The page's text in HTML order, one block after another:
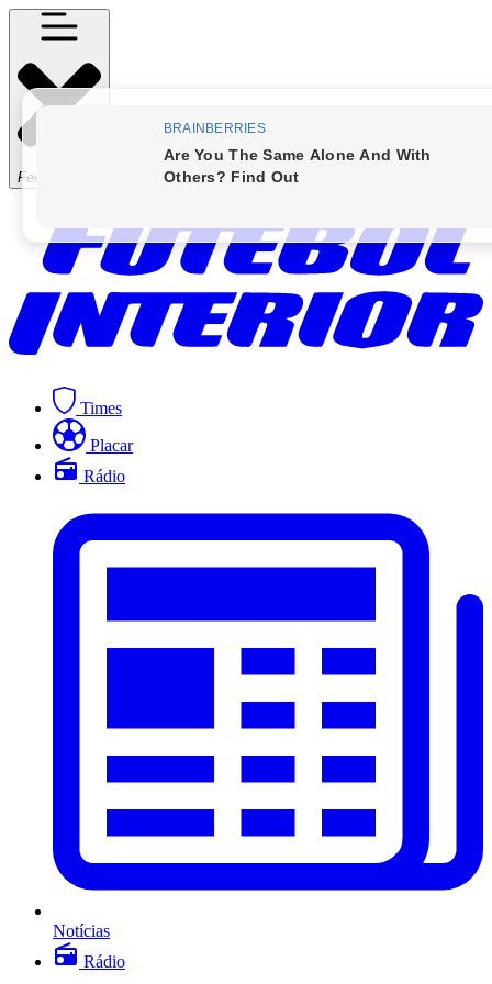
Fechar Menu
Times
Placar
Rádio
Notícias
Rádio